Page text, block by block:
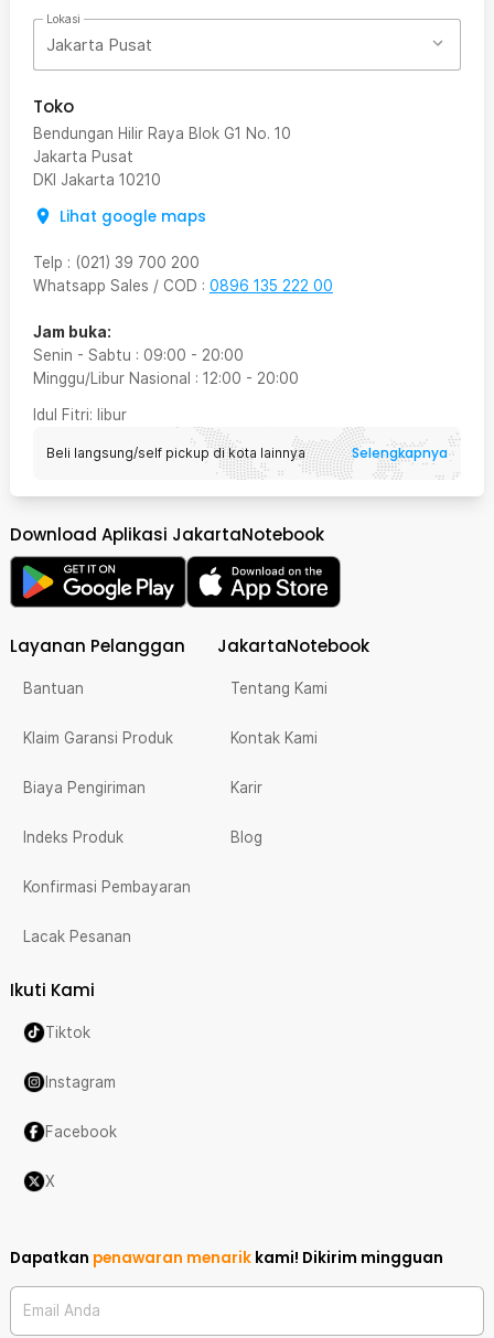
Lokasi
Jakarta Pusat
Toko
Bendungan Hilir Raya Blok G1 No. 10
Jakarta Pusat
DKI Jakarta 10210
Lihat google maps
Telp : (021) 39 700 200
Whatsapp Sales / COD : 0896 135 222 00
Jam buka:
Senin - Sabtu : 09:00 - 20:00
Minggu/Libur Nasional : 12:00 - 20:00
Idul Fitri: libur
Beli langsung/self pickup di kota lainnya Selengkapnya
Download Aplikasi JakartaNotebook
Layanan Pelanggan
Bantuan
Klaim Garansi Produk
Biaya Pengiriman
Indeks Produk
Konfirmasi Pembayaran
Lacak Pesanan
JakartaNotebook
Tentang Kami
Kontak Kami
Karir
Blog
Ikuti Kami
Tiktok
Instagram
Facebook
X
Dapatkan penawaran menarik kami! Dikirim mingguan
Email Anda